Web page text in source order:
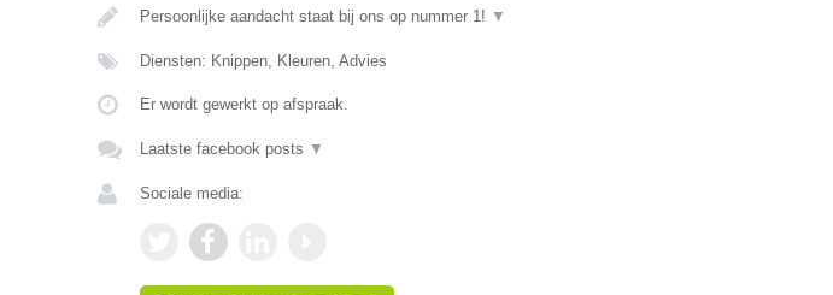
Persoonlijke aandacht staat bij ons op nummer 1! ▼
Diensten: Knippen, Kleuren, Advies
Er wordt gewerkt op afspraak.
Laatste facebook posts ▼
Sociale media: